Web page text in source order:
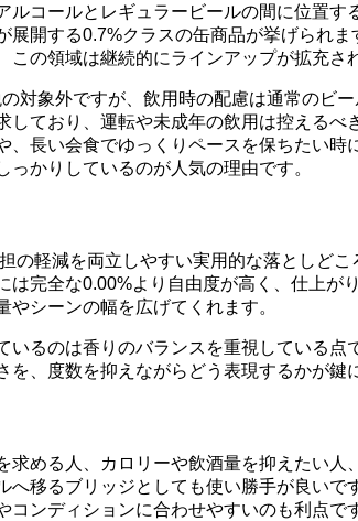
ルコールとレギュラービールの間に位置
開する0.7%クラスの缶商品が挙げられま
の領域は継続的にラインアップが拡充さ
対象外ですが、飲用時の配慮は通常のビー
ており、運転や未成年の飲用は控えるべ
長い会食でゆっくりペースを保ちたい時
かりしているのが人気の理由です。
の軽減を両立しやすい実用的な落としどこ
完全な0.00%より自由度が高く、仕上が
シーンの幅を広げてくれます。
るのは香りのバランスを重視している点
、度数を抑えながらどう表現するかが鍵
求める人、カロリーや飲酒量を抑えたい
移るブリッジとしても使い勝手が良いで
ンディションに合わせやすいのも利点で